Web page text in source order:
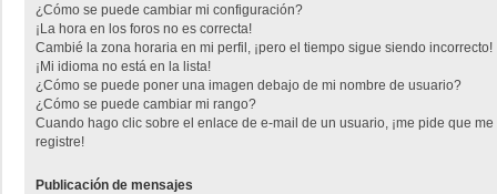
¿Cómo se puede cambiar mi configuración?
¡La hora en los foros no es correcta!
Cambié la zona horaria en mi perfil, ¡pero el tiempo sigue siendo incorrecto!
¡Mi idioma no está en la lista!
¿Cómo se puede poner una imagen debajo de mi nombre de usuario?
¿Cómo se puede cambiar mi rango?
Cuando hago clic sobre el enlace de e-mail de un usuario, ¡me pide que me
registre!
Publicación de mensajes